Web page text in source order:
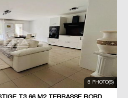
6 PHOTO(S)